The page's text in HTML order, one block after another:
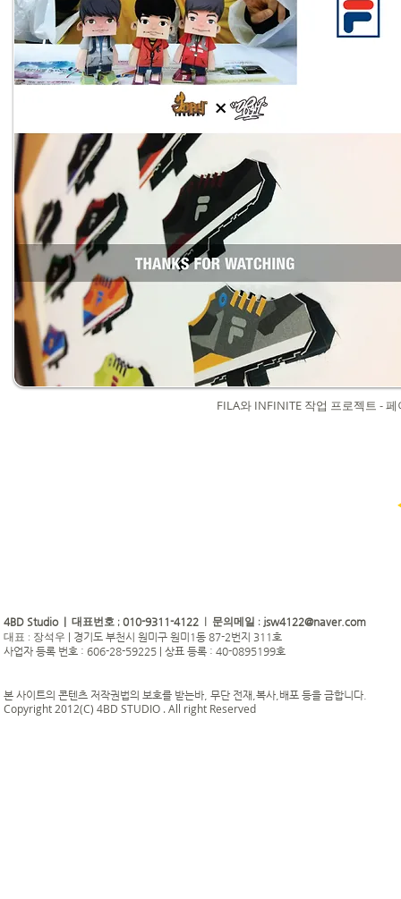
FILA와 INFINITE 작업 프로젝트 -
4BD Studio | 대표번호 ; 010-9311-4122 | 문의메일 : jsw4122@naver.com
대표 : 장석우
경기도 부천시 원미구 원미1동 87-2번지 311호
사업자 등록 번호 : 606-28-59225 | 상표 등록 : 40-0895199호
본 사이트의 콘텐츠 저작권법의 보호를 받는바, 무단 전재,복사,배포 등을 금합니다.
Copyright 2012(C) 4BD STUDIO . All right Reserved